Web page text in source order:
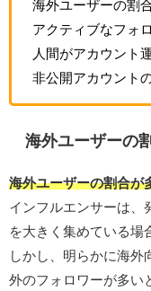
海外ユーザーの割
アクティブなフォ
人間がアカウント
非公開アカウント
海外ユーザーの
海外ユーザーの割合が
インフルエンサーは、
を大きく集めている場
しかし、明らかに海外
外のフォロワーが多い